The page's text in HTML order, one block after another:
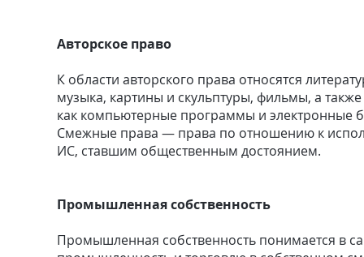
Авторское право
К области авторского права относятся
музыка, картины и скульптуры, фильмы, а
как компьютерные программы и электронные
Смежные права — права по отношению к
ИС, ставшим общественным достоянием.
Промышленная собственность
Промышленная собственность понимается в